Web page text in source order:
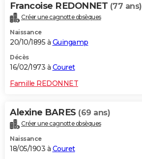
Francoise REDONNET (77 ans)
Créer une cagnotte obsèques
Naissance
20/10/1895 à Guingamp
Décès
16/02/1973 à Couret
Famille REDONNET
Alexine BARES (69 ans)
Créer une cagnotte obsèques
Naissance
18/05/1903 à Couret